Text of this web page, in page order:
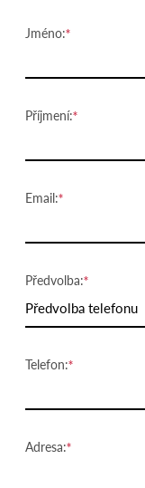
Jméno:
Příjmení:
Email:
Předvolba:
Předvolba telefonu
Telefon:
Adresa: